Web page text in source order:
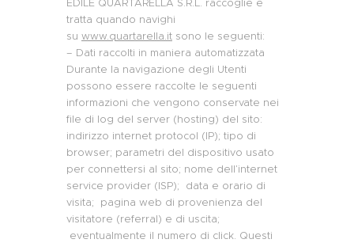
EDILE QUARTARELLA S.R.L. raccoglie e
tratta quando navighi
su www.quartarella.it sono le seguenti:
– Dati raccolti in maniera automatizzata
Durante la navigazione degli Utenti
possono essere raccolte le seguenti
informazioni che vengono conservate nei
file di log del server (hosting) del sito:
indirizzo internet protocol (IP); tipo di
browser; parametri del dispositivo usato
per connettersi al sito; nome dell’internet
service provider (ISP); data e orario di
visita; pagina web di provenienza del
visitatore (referral) e di uscita;
eventualmente il numero di click. Questi